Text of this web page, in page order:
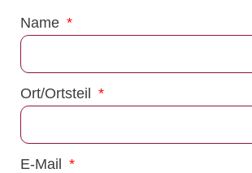
Name
Ort/Ortsteil
E-Mail